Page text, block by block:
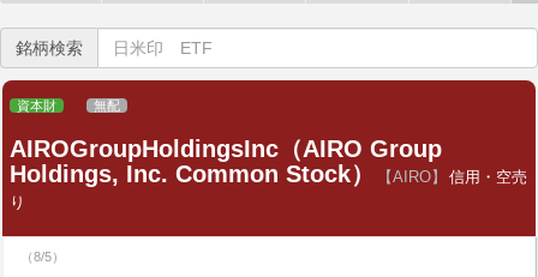
銘柄検索
資本財 無配
AIROGroupHoldingsInc（AIRO Group
Holdings, Inc. Common Stock）
【AIRO】
信用・空売
り
（8/5）